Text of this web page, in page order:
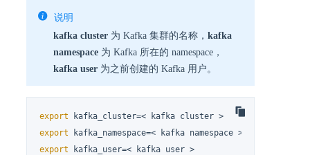
说明
kafka cluster 为 Kafka 集群的名称， kafka
namespace 为 Kafka 所在的 namespace，
kafka user 为之前创建的 Kafka 用户。
export
export
export